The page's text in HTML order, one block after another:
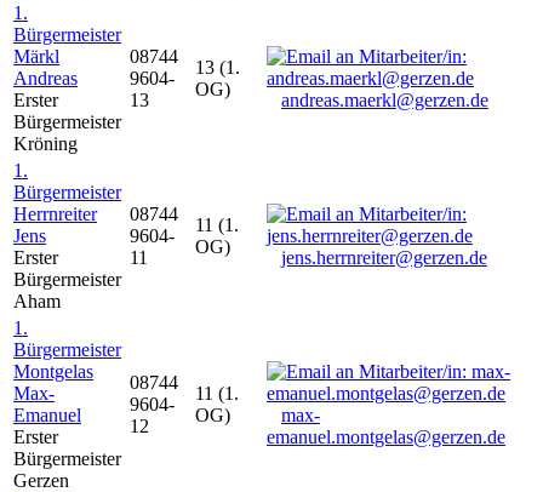
1.
Bürgermeister
Märkl
Andreas
Erster
Bürgermeister
Kröning
08744
9604-
13
13 (1.
OG)
andreas.maerkl@gerzen.de
1.
Bürgermeister
Herrnreiter
Jens
Erster
Bürgermeister
Aham
08744
9604-
11
11 (1.
OG)
jens.herrnreiter@gerzen.de
1.
Bürgermeister
Montgelas
Max-
Emanuel
Erster
Bürgermeister
Gerzen
08744
9604-
12
11 (1.
OG)
max-
emanuel.montgelas@gerzen.de